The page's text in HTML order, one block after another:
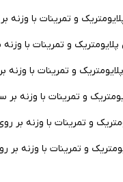
و تمرینات با وزنه بر
و تمرینات با وزنه بر
و تمرینات با وزنه بر